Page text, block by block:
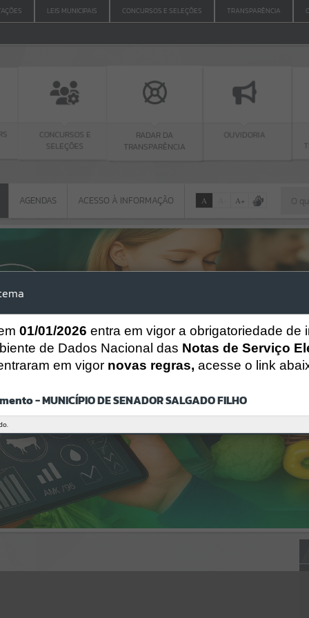
LEIS MUNICIPAIS CONCURSOS E SELEÇÕES TRANSPARÊNCIA
E
RADAR DA
TRANSPARÊNCIA
OUVIDORIA PORTAL
Por favor, aguarde...
AGENDAS ACESSO À INFORMAÇÃO
ACESSO À INFORMAÇÃO
A A+
01/01/2026 entra em vigor a obrigatoriedade de
de Dados Nacional das Notas de Serviço
em vigor novas regras, acesse o link
- MUNICÍPIO DE SENADOR SALGADO FILHO
Gerenciamento do Sistema
CÓDIGO DA MENSAGEM: EST-000040
Ocorreu um erro de script:
Uncaught SyntaxError: Unexpected token '('
https://senadorsalgadofilho.atende.net/cidadao/static/bundle/wpo_i
ndex_2_base_l2_portal_editores_sync_751431adacb92c2108419594d7
Verificar Mais Detalhes